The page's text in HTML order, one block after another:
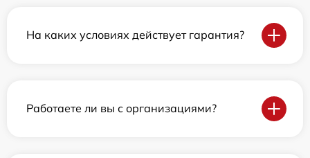
На каких условиях действует гарантия?
Работаете ли вы с организациями?